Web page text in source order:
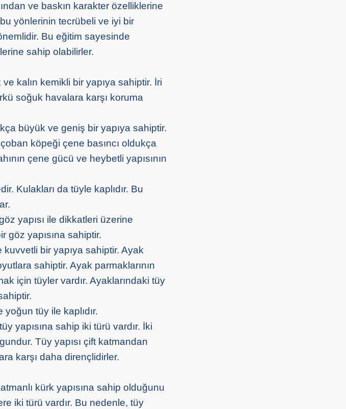
ve baskın karakter özelliklerine
yönlerinin tecrübeli ve iyi bir
Bu eğitim sayesinde
sahip olabilirler.
kalın kemikli bir yapıya sahiptir. İri
soğuk havalara karşı koruma
büyük ve geniş bir yapıya sahiptir.
köpeği çene basıncı oldukça
çene gücü ve heybetli yapısının
Kulakları da tüyle kaplıdır. Bu
yapısı ile dikkatleri üzerine
göz yapısına sahiptir.
bir yapıya sahiptir. Ayak
sahiptir. Ayak parmaklarının
için tüyler vardır. Ayaklarındaki tüy
tüy ile kaplıdır.
yapısına sahip iki türü vardır. İki
Tüy yapısı çift katmandan
karşı daha dirençlidirler.
kürk yapısına sahip olduğunu
iki türü vardır. Bu nedenle, tüy